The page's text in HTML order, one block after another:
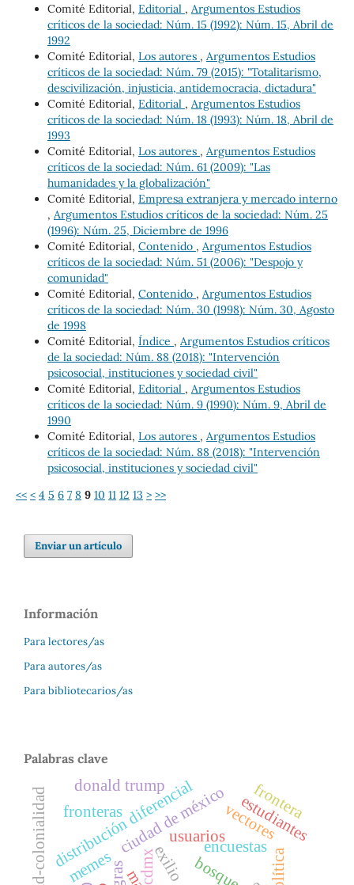
Comité Editorial, Editorial , Argumentos Estudios
críticos de la sociedad: Núm. 15 (1992): Núm. 15, Abril de
1992
Comité Editorial, Los autores , Argumentos Estudios
críticos de la sociedad: Núm. 79 (2015): "Totalitarismo,
descivilización, injusticia, antidemocracia, dictadura"
Comité Editorial, Editorial , Argumentos Estudios
críticos de la sociedad: Núm. 18 (1993): Núm. 18, Abril de
1993
Comité Editorial, Los autores , Argumentos Estudios
críticos de la sociedad: Núm. 61 (2009): "Las
humanidades y la globalización"
Comité Editorial, Empresa extranjera y mercado interno
, Argumentos Estudios críticos de la sociedad: Núm. 25
(1996): Núm. 25, Diciembre de 1996
Comité Editorial, Contenido , Argumentos Estudios
críticos de la sociedad: Núm. 51 (2006): "Despojo y
comunidad"
Comité Editorial, Contenido , Argumentos Estudios
críticos de la sociedad: Núm. 30 (1998): Núm. 30, Agosto
de 1998
Comité Editorial, Índice , Argumentos Estudios críticos
de la sociedad: Núm. 88 (2018): "Intervención
psicosocial, instituciones y sociedad civil"
Comité Editorial, Editorial , Argumentos Estudios
críticos de la sociedad: Núm. 9 (1990): Núm. 9, Abril de
1990
Comité Editorial, Los autores , Argumentos Estudios
críticos de la sociedad: Núm. 88 (2018): "Intervención
psicosocial, instituciones y sociedad civil"
<< < 4 5 6 7 8 9 10 11 12 13 > >>
Enviar un artículo
Información
Para lectores/as
Para autores/as
Para bibliotecarios/as
Palabras clave
usuarios
encuestas
memes
ciudad de méxico
distribución diferencial
cdmx bosque
vectores
estudiantes
frontera
exilio
fronteras
donald trump